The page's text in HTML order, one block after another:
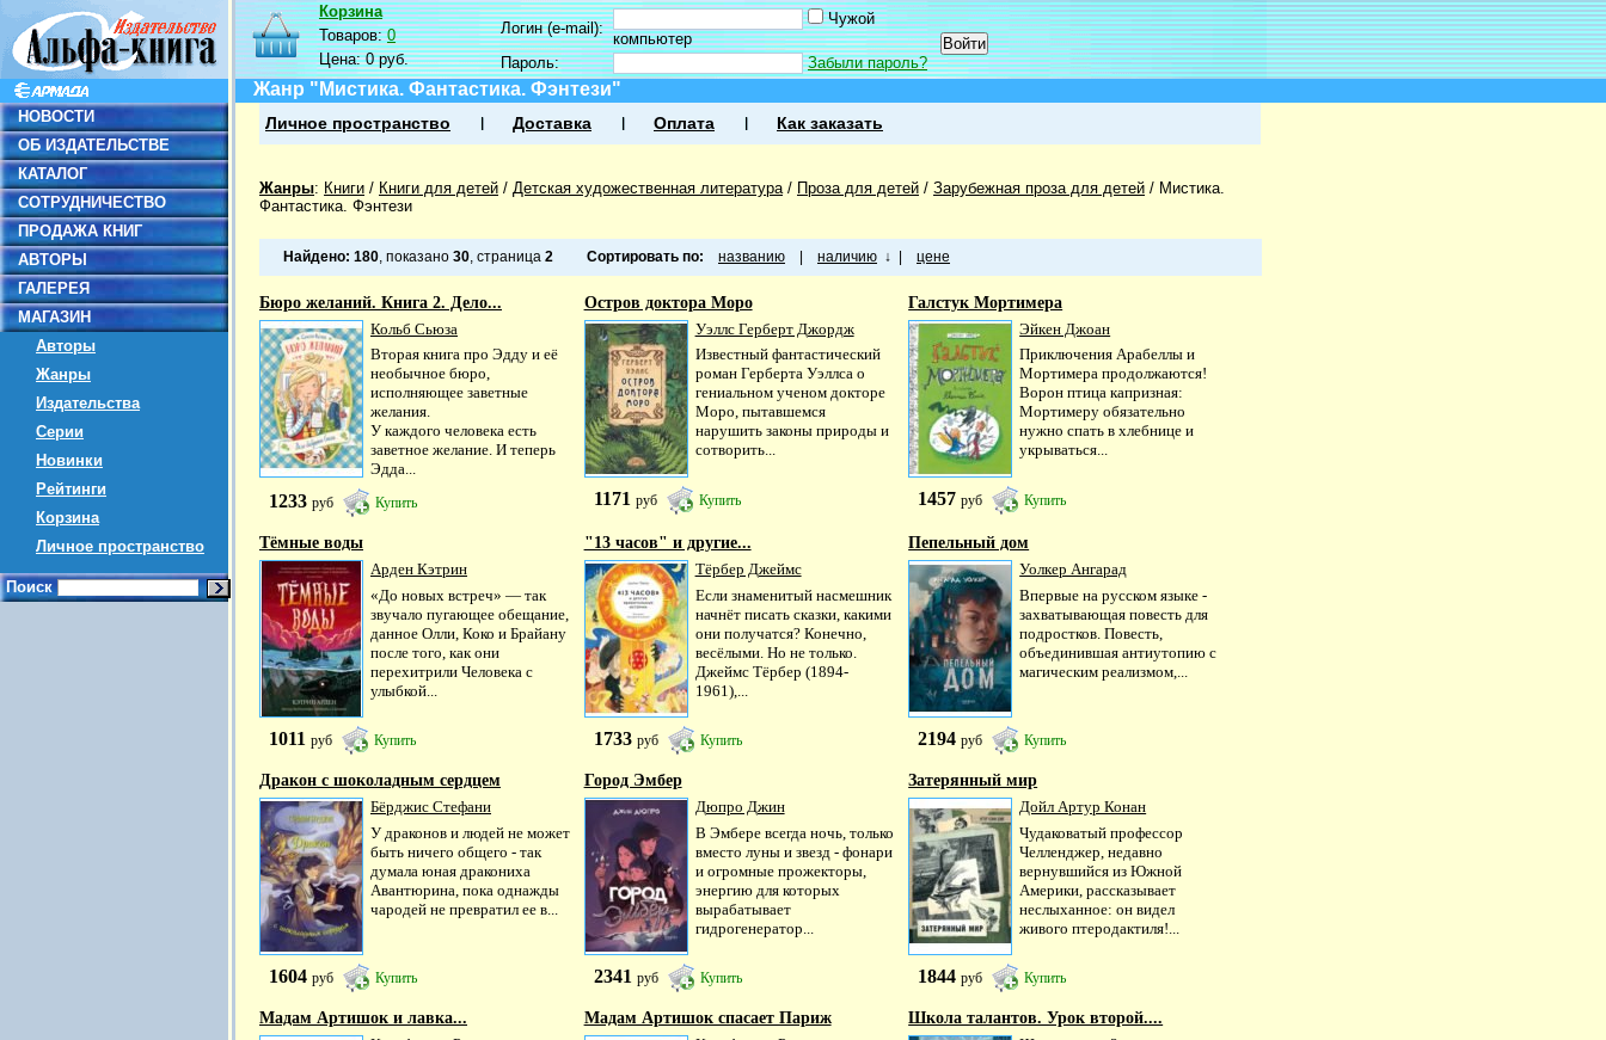
НОВОСТИ
ОБ ИЗДАТЕЛЬСТВЕ
КАТАЛОГ
СОТРУДНИЧЕСТВО
ПРОДАЖА КНИГ
АВТОРЫ
ГАЛЕРЕЯ
МАГАЗИН
Авторы
Жанры
Издательства
Серии
Новинки
Рейтинги
Корзина
Личное пространство
Поиск
Корзина
Товаров:0
Цена:0 руб.
Логин (e-mail):
Чужой
компьютер
Пароль:
Забыли пароль?
Жанр "Мистика. Фантастика. Фэнтези"
Личное пространство Доставка Оплата Как заказать
Жанры: Книги / Книги для детей / Детская художественная литература/ Проза для детей / Зарубежная проза для детей / Мистика.
Фантастика. Фэнтези
Найдено: 180, показано 30, страница 2 Сортировать по: названию наличию ↓ цене
Бюро желаний. Книга 2. Дело...
Кольб Сьюза
Вторая книга про Эдду и её
необычное бюро,
исполняющее заветные
желания.
У каждого человека есть
заветное желание. И теперь
Эдда...
1233 руб Купить
Остров доктора Моро
Уэллс Герберт Джордж
Известный фантастический
роман Герберта Уэллса о
гениальном ученом докторе
Моро, пытавшемся
нарушить законы природы и
сотворить...
1171 руб Купить
Галстук Мортимера
Эйкен Джоан
Приключения Арабеллы и
Мортимера продолжаются!
Ворон птица капризная:
Мортимеру обязательно
нужно спать в хлебнице и
укрываться...
1457руб Купить
Тёмные воды
Арден Кэтрин
«До новых встреч» — так
звучало пугающее обещание,
данное Олли, Коко и Брайану
после того, как они
перехитрили Человека с
улыбкой...
1011 руб Купить
"13 часов" и другие...
Тёрбер Джеймс
Если знаменитый насмешник
начнёт писать сказки, какими
они получатся? Конечно,
весёлыми. Но не только.
Джеймс Тёрбер (1894-
1961),...
1733 руб Купить
Пепельный дом
Уолкер Ангарад
Впервые на русском языке -
захватывающая повесть для
подростков. Повесть,
объединившая антиутопию с
магическим реализмом,...
2194руб Купить
Дракон с шоколадным сердцем
Бёрджис Стефани
У драконов и людей не может
быть ничего общего - так
думала юная дракониха
Авантюрина, пока однажды
чародей не превратил ее в...
1604 руб Купить
Город Эмбер
Дюпро Джин
В Эмбере всегда ночь, только
вместо луны и звезд - фонари
и огромные прожекторы,
энергию для которых
вырабатывает
гидрогенератор...
2341 руб Купить
Затерянный мир
Дойл Артур Конан
Чудаковатый профессор
Челленджер, недавно
вернувшийся из Южной
Америки, рассказывает
неслыханное: он видел
живого птеродактиля!...
1844руб Купить
Мадам Артишок и лавка...
Мадам Артишок спасает Париж
Школа талантов. Урок второй....